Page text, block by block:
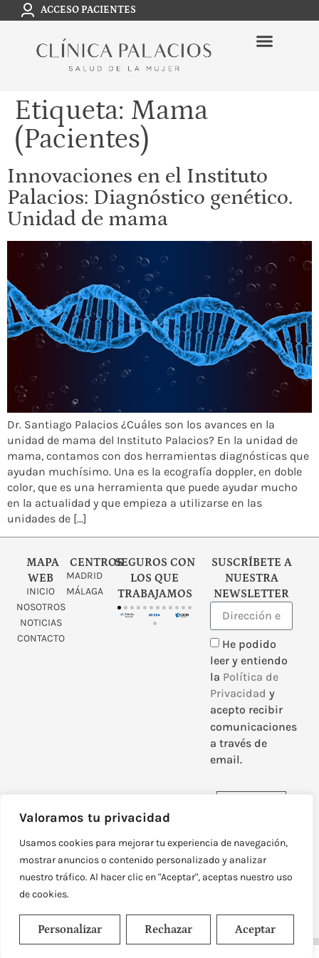
Valoramos tu privacidad
Usamos cookies para mejorar tu experiencia de navegación,
mostrar anuncios o contenido personalizado y analizar
nuestro tráfico. Al hacer clic en "Aceptar", aceptas nuestro uso
de cookies.
Personalizar Rechazar Aceptar
ACCESO PACIENTES
Etiqueta: Mama
(Pacientes)
Innovaciones en el Instituto
Palacios: Diagnóstico genético.
Unidad de mama
Dr. Santiago Palacios ¿Cuáles son los avances en la
unidad de mama del Instituto Palacios? En la unidad de
mama, contamos con dos herramientas diagnósticas que
ayudan muchísimo. Una es la ecografía doppler, en doble
color, que es una herramienta que puede ayudar mucho
en la actualidad y que empieza a utilizarse en las
unidades de […]
MAPA
WEB
INICIO
NOSOTROS
NOTICIAS
CONTACTO
CENTROS
MADRID
MÁLAGA
SEGUROS CON
LOS QUE
TRABAJAMOS
SUSCRÍBETE A
NUESTRA
NEWSLETTER
He podido
leer y entiendo
la Política de
Privacidad y
acepto recibir
comunicaciones
a través de
email.
© TODOS LOS DERECHOS RESERVADOS
AVISO LEGAL